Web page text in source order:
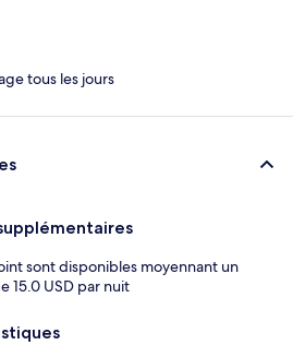
tous les jours
sont disponibles moyennant un
15.0 USD par nuit